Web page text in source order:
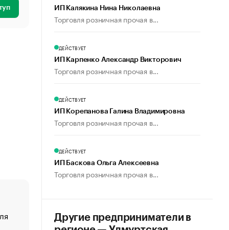
«От спорта тело стареет иначе». Как живет глава
создавшей GTA
ИП Калякина Нина Николаевна
Торговля розничная прочая в...
ДЕЙСТВУЕТ
ИП Карпенко Александр Викторович
Торговля розничная прочая в...
ДЕЙСТВУЕТ
ИП Корепанова Галина Владимировна
Торговля розничная прочая в...
ДЕЙСТВУЕТ
ИП Баскова Ольга Алексеевна
Торговля розничная прочая в...
Другие предприниматели в